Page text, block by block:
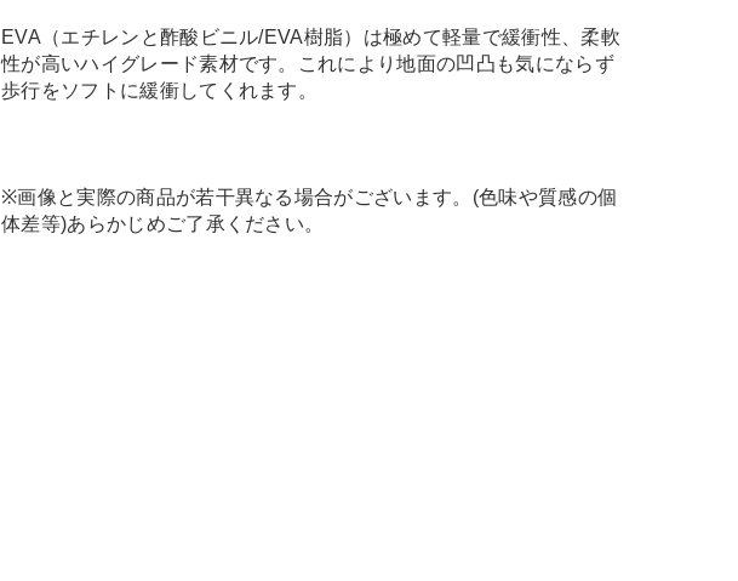
EVA（エチレンと酢酸ビニル/EVA樹脂）は極めて軽量で緩衝性、柔軟
性が高いハイグレード素材です。これにより地面の凹凸も気にならず
歩行をソフトに緩衝してくれます。
※画像と実際の商品が若干異なる場合がございます。(色味や質感の個
体差等)あらかじめご了承ください。